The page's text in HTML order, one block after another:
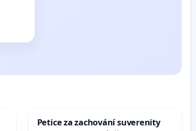
Petice za zachování suverenity